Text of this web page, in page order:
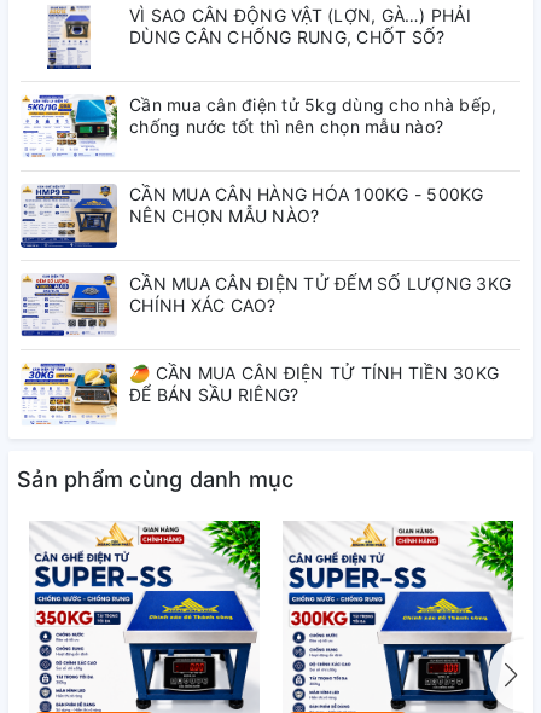
VÌ SAO CÂN ĐỘNG VẬT (LỢN, GÀ…) PHẢI
DÙNG CÂN CHỐNG RUNG, CHỐT SỐ?
Cần mua cân điện tử 5kg dùng cho nhà bếp,
chống nước tốt thì nên chọn mẫu nào?
CẦN MUA CÂN HÀNG HÓA 100KG - 500KG
NÊN CHỌN MẪU NÀO?
CẦN MUA CÂN ĐIỆN TỬ ĐẾM SỐ LƯỢNG 3KG
CHÍNH XÁC CAO?
🥭 CẦN MUA CÂN ĐIỆN TỬ TÍNH TIỀN 30KG
ĐỂ BÁN SẦU RIÊNG?
Sản phẩm cùng danh mục